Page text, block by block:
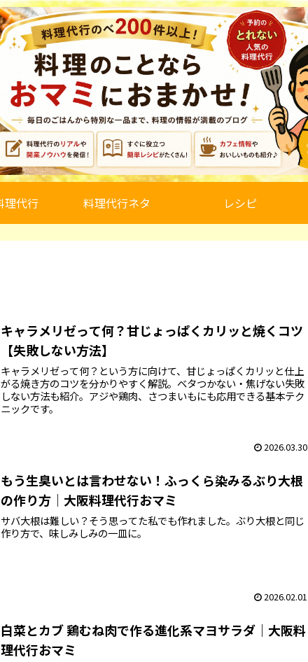
理代行 料理代行ネタ レシピ
キャラメリゼって何？甘じょっぱくカリッと焼くコツ
【失敗しない方法】
キャラメリゼって何？という方に向けて、甘じょっぱくカリッと仕上
がる焼き方のコツを分かりやすく解説。ベタつかない・焦げない失敗
しない方法も紹介。アジや鶏肉、さつまいもにも応用できる基本テク
ニックです。
2026.03.30
もう生臭いとは言わせない！ふっくら染みるぶり大根
の作り方｜大阪料理代行おマミ
サバ大根は難しい？そう思ってた私でも作れました。ぶり大根と同じ
作り方で、味しみしみの一皿に。
2026.02.01
白菜とカブ 鶏むね肉で作る進化系マヨサラダ｜大阪料
理代行おマミ